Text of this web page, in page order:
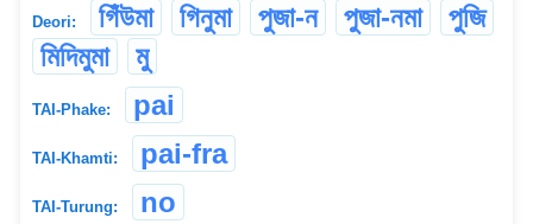
Deori: গিঁউমা গিনুমা পুজা-ন পুজা-নমা
পুজি
মিদিমুমা
মু
TAI-Phake: pai
TAI-Khamti: pai-fra
TAI-Turung: no